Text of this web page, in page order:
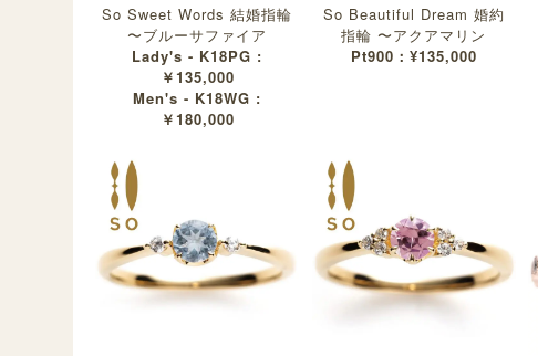
So Sweet Words 結婚指輪
〜ブルーサファイア
Lady's - K18PG :
￥135,000
Men's - K18WG :
￥180,000
So Beautiful Dream 婚約
指輪 〜アクアマリン
Pt900：¥135,000